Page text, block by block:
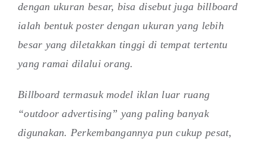
dengan ukuran besar, bisa disebut juga billboard
ialah bentuk poster dengan ukuran yang lebih
besar yang diletakkan tinggi di tempat tertentu
yang ramai dilalui orang.
Billboard termasuk model iklan luar ruang
“outdoor advertising” yang paling banyak
digunakan. Perkembangannya pun cukup pesat,